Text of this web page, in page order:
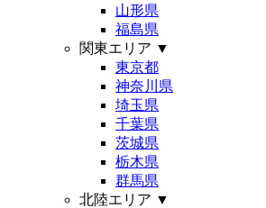
山形県
福島県
関東エリア ▼
東京都
神奈川県
埼玉県
千葉県
茨城県
栃木県
群馬県
北陸エリア ▼